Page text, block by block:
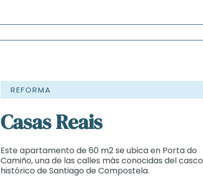
REFORMA
Casas Reais
Este apartamento de 60 m2 se ubica en Porta do
Camiño, una de las calles más conocidas del casco
histórico de Santiago de Compostela.